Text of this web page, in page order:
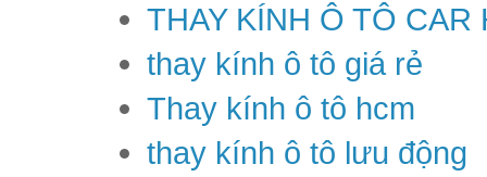
THAY KÍNH Ô TÔ CAR
thay kính ô tô giá rẻ
Thay kính ô tô hcm
thay kính ô tô lưu động